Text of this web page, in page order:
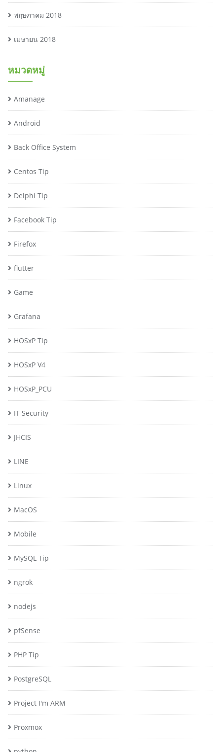
พฤษภาคม 2018
เมษายน 2018
หมวดหมู่
Amanage
Android
Back Office System
Centos Tip
Delphi Tip
Facebook Tip
Firefox
flutter
Game
Grafana
HOSxP Tip
HOSxP V4
HOSxP_PCU
IT Security
JHCIS
LINE
Linux
MacOS
Mobile
MySQL Tip
ngrok
nodejs
pfSense
PHP Tip
PostgreSQL
Project I'm ARM
Proxmox